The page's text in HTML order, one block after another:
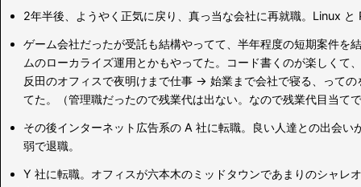
2年半後、ようやく正気に戻り、真っ当な会社に再就職。Linux と
ゲーム会社だったが受託も結構やってて、半年程度の短期案件を
ムのローカライズ運用とかもやってた。コード書くのが楽しくて
反田のオフィスで夜明けまで仕事 → 始業まで会社で寝る、って
てた。（管理職だったので残業代は出ない。なので残業代目当て
その後インターネット広告系の A 社に転職。良い人達との出会
弱で退職。
Y 社に転職。オフィスが六本木のミッドタウンであまりのシャレ